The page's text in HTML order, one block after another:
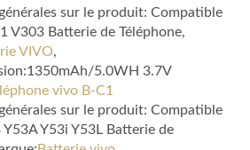
sur le produit: Compatible
V303 Batterie de Téléphone,
VIVO,
5.0WH 3.7V
vivo B-C1
sur le produit: Compatible
Y53i Y53L Batterie de